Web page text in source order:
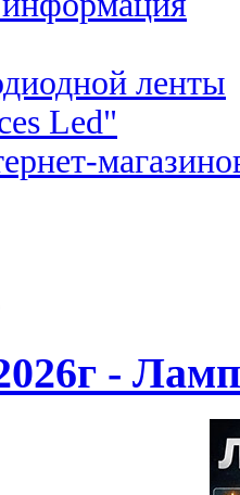
ленты
Led"
-